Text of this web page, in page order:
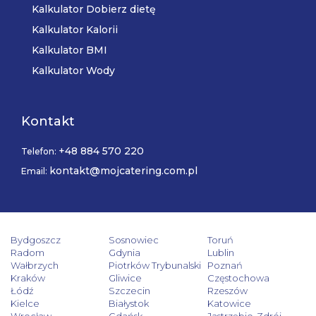
Kalkulator Dobierz dietę
Kalkulator Kalorii
Kalkulator BMI
Kalkulator Wody
Kontakt
Telefon: +48 884 570 220
Email: kontakt@mojcatering.com.pl
Bydgoszcz Sosnowiec
Toruń
Radom
Gdynia
Lublin
Wałbrzych
Piotrków Trybunalski
Poznań
Kraków
Gliwice
Częstochowa
Łódź
Szczecin
Rzeszów
Kielce
Białystok
Katowice